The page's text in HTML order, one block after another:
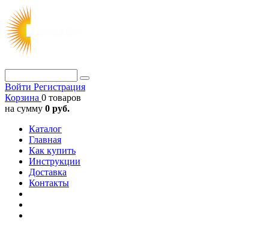
Войти Регистрация
Корзина 0 товаров
на сумму 0 руб.
Каталог
Главная
Как купить
Инструкции
Доставка
Контакты